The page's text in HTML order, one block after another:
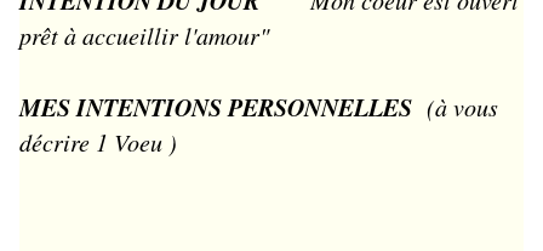
prêt à accueillir l'amour"
MES INTENTIONS PERSONNELLES (à vous
décrire 1 Voeu )